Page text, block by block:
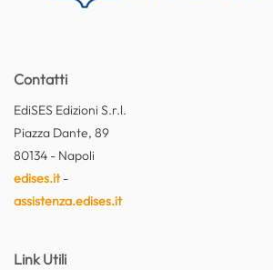
Contatti
EdiSES Edizioni S.r.l.
Piazza Dante, 89
80134 - Napoli
edises.it-
assistenza.edises.it
Link Utili